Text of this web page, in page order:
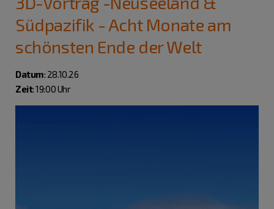
Südpazifik - Acht Monate am
schönsten Ende der Welt
Datum: 28.10.26
Zeit: 19:00 Uhr